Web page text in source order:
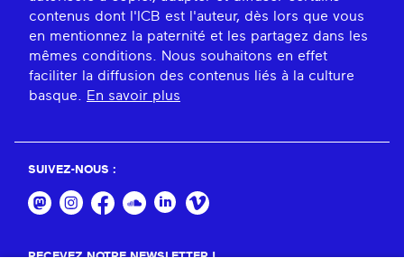
contenus dont l'ICB est l'auteur, dès lors que vous
en mentionnez la paternité et les partagez dans les
mêmes conditions. Nous souhaitons en effet
faciliter la diffusion des contenus liés à la culture
basque. En savoir plus
SUIVEZ-NOUS :
RECEVEZ NOTRE NEWSLETTER !